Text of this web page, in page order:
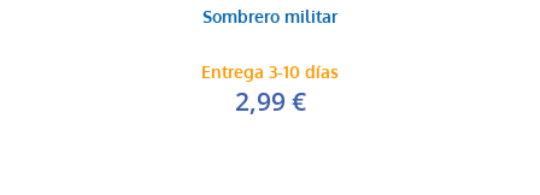
Sombrero militar
Entrega 3-10 días
2,99 €